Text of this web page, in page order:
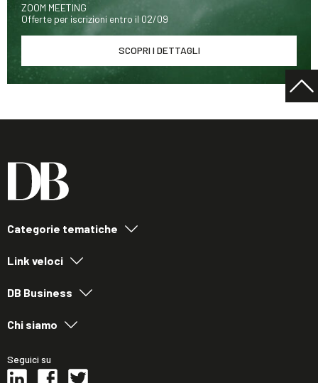
ZOOM MEETING
Offerte per iscrizioni entro il 02/09
SCOPRI I DETTAGLI
Categorie tematiche
Link veloci
DB Business
Chi siamo
Seguici su